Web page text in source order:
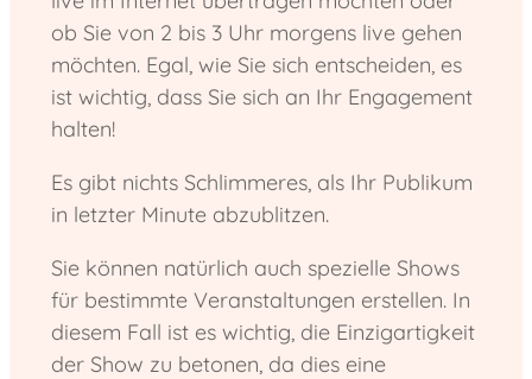
ob Sie von 2 bis 3 Uhr morgens live gehen
möchten. Egal, wie Sie sich entscheiden, es
ist wichtig, dass Sie sich an Ihr Engagement
halten!
Es gibt nichts Schlimmeres, als Ihr Publikum
in letzter Minute abzublitzen.
Sie können natürlich auch spezielle Shows
für bestimmte Veranstaltungen erstellen. In
diesem Fall ist es wichtig, die Einzigartigkeit
der Show zu betonen, da dies eine